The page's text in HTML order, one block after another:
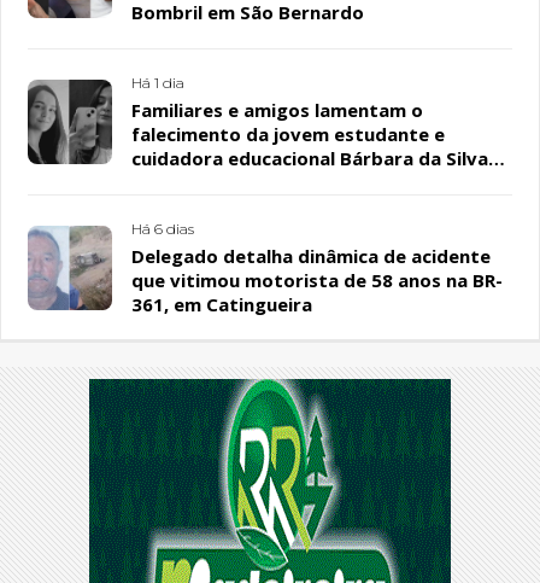
Bombril em São Bernardo
Há 1 dia
Familiares e amigos lamentam o
falecimento da jovem estudante e
cuidadora educacional Bárbara da Silva
Há 6 dias
Delegado detalha dinâmica de acidente
que vitimou motorista de 58 anos na BR-
361, em Catingueira